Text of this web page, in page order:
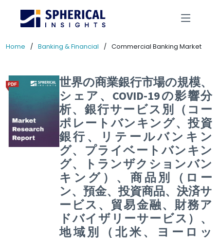
Home Banking & Financial Commercial Banking Market
世界の商業銀行市場の規模、
シェア、COVID-19の影響分
析、銀行サービス別（コー
ポレートバンキング、投資
銀行、リテールバンキン
グ、プライベートバンキン
グ、トランザクションバン
キング）、商品別（ロー
ン、預金、投資商品、決済サ
ービス、貿易金融、財務ア
ドバイザリーサービス）、
地域別（北米、ヨーロッ